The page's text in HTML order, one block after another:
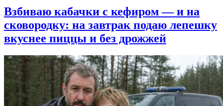
Взбиваю кабачки с кефиром — и на
сковородку: на завтрак подаю лепешку
вкуснее пиццы и без дрожжей